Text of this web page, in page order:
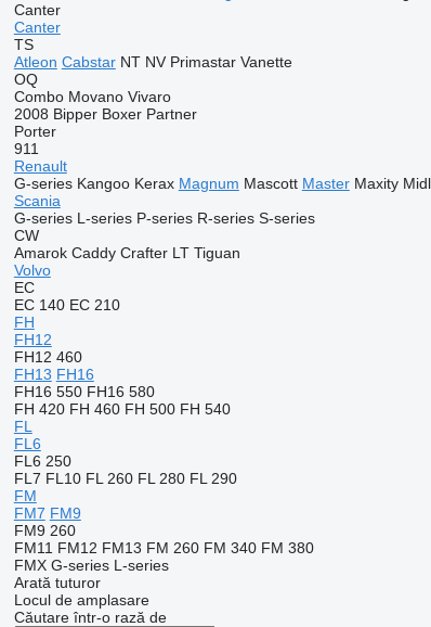
Canter
Canter
TS
Atleon Cabstar NT NV Primastar Vanette
OQ
Combo Movano Vivaro
2008 Bipper Boxer Partner
Porter
911
Renault
G-series Kangoo Kerax Magnum Mascott Master Maxity
Scania
G-series L-series P-series R-series S-series
CW
Amarok Caddy Crafter LT Tiguan
Volvo
EC
EC 140 EC 210
FH
FH12
FH12 460
FH13 FH16
FH16 550 FH16 580
FH 420 FH 460 FH 500 FH 540
FL
FL6
FL6 250
FL7 FL10 FL 260 FL 280 FL 290
FM
FM7 FM9
FM9 260
FM11 FM12 FM13 FM 260 FM 340 FM 380
FMX G-series L-series
Arată tuturor
Locul de amplasare
Căutare într-o rază de